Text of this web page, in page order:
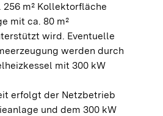
m² Kollektorfläche
mit ca. 80 m²
wird. Eventuelle
werden durch
mit 300 kW
erfolgt der Netzbetrieb
und dem 300 kW